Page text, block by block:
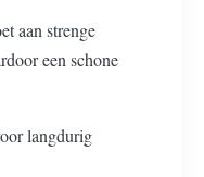
aan strenge
een schone
langdurig